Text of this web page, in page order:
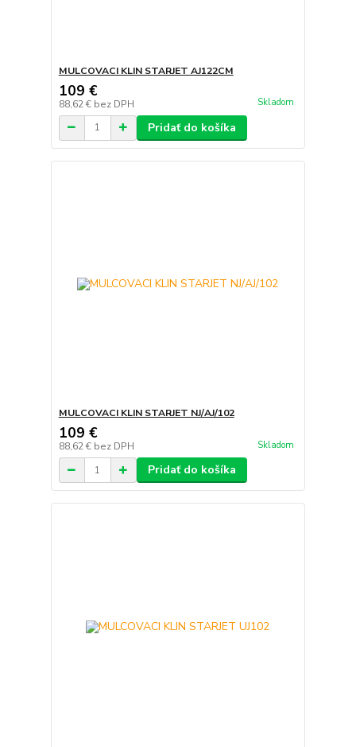
MULCOVACI KLIN STARJET AJ122CM
109 €
88,62 € bez DPH Skladom
Pridať do košíka
MULCOVACI KLIN STARJET NJ/AJ/102
109 €
88,62 € bez DPH Skladom
Pridať do košíka